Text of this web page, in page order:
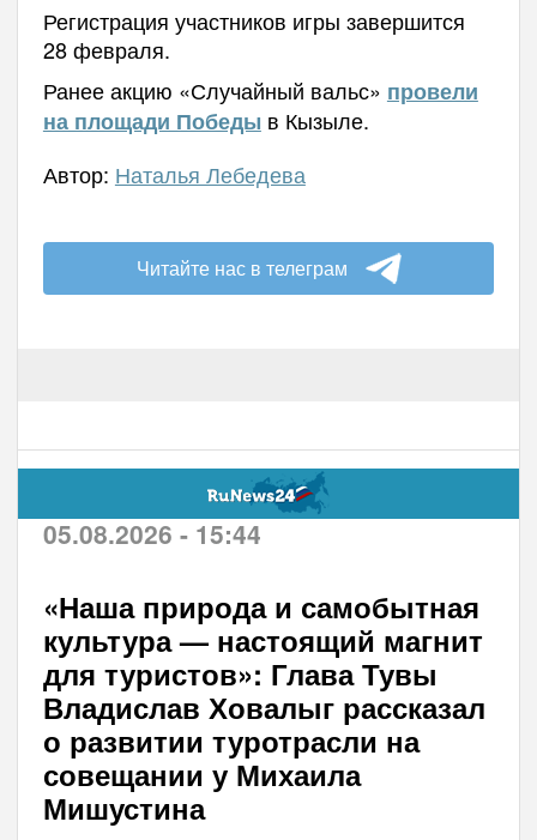
Регистрация участников игры завершится
28 февраля.
Ранее акцию «Случайный вальс» провели
на площади Победы в Кызыле.
Автор: Наталья Лебедева
Читайте нас в телеграм
05.08.2026 - 15:44
«Наша природа и самобытная
культура — настоящий магнит
для туристов»: Глава Тувы
Владислав Ховалыг рассказал
о развитии туротрасли на
совещании у Михаила
Мишустина